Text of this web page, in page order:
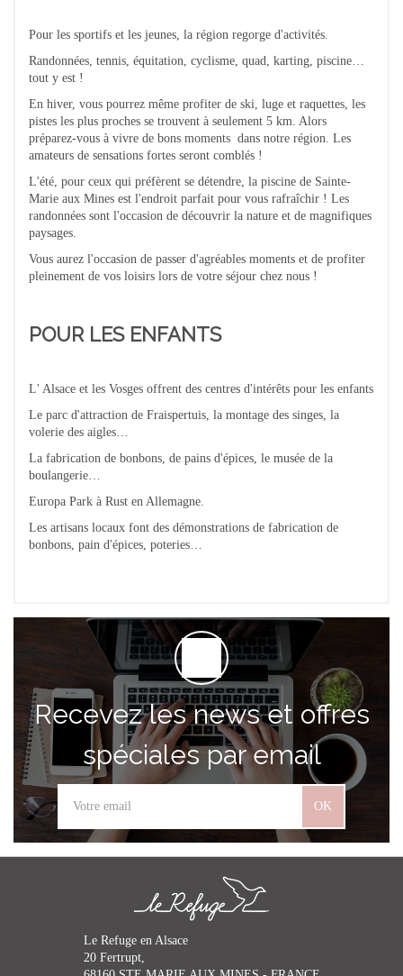
Pour les sportifs et les jeunes, la région regorge d'activités.
Randonnées, tennis, équitation, cyclisme, quad, karting, piscine…
tout y est !
En hiver, vous pourrez même profiter de ski, luge et raquettes, les
pistes les plus proches se trouvent à seulement 5 km. Alors
préparez-vous à vivre de bons moments dans notre région. Les
amateurs de sensations fortes seront comblés !
L'été, pour ceux qui préfèrent se détendre, la piscine de Sainte-
Marie aux Mines est l'endroit parfait pour vous rafraîchir ! Les
randonnées sont l'occasion de découvrir la nature et de magnifiques
paysages.
Vous aurez l'occasion de passer d'agréables moments et de profiter
pleinement de vos loisirs lors de votre séjour chez nous !
POUR LES ENFANTS
L' Alsace et les Vosges offrent des centres d'intérêts pour les enfants
Le parc d'attraction de Fraispertuis, la montage des singes, la
volerie des aigles…
La fabrication de bonbons, de pains d'épices, le musée de la
boulangerie…
Europa Park à Rust en Allemagne.
Les artisans locaux font des démonstrations de fabrication de
bonbons, pain d'épices, poteries…
Recevez les news et offres
spéciales par email
OK
Le Refuge en Alsace
20 Fertrupt,